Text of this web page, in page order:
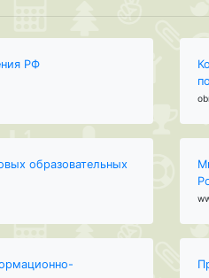
РФ
образовательных